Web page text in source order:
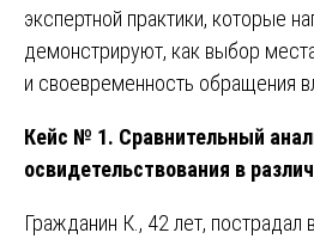
экспертной практики, которые
демонстрируют, как выбор
и своевременность обращения
Кейс № 1. Сравнительный
освидетельствования в
Гражданин К., 42 лет, пострадал